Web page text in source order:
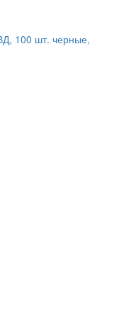
100 шт. черные,